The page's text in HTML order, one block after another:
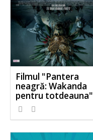
Filmul "Pantera
neagră: Wakanda
pentru totdeauna"